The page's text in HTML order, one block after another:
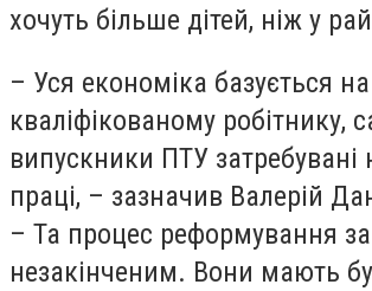
хочуть більше дітей, ніж у
– Уся економіка базується на
кваліфікованому робітнику,
випускники ПТУ затребувані
праці, – зазначив Валерій
– Та процес реформування
незакінченим. Вони мають